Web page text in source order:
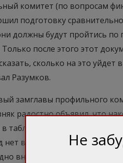
комитет (по вопросам
подготовку
должны будут пройтись
после этого этот
сколько на это
Разумков.
замглавы профильного
радостно объявил, что
таблицу. К тому времени уже
в повестке дня заседания
внеочередное на
Не